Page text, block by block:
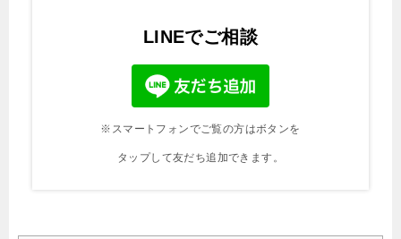
LINEでご相談
※スマートフォンでご覧の方はボタンを
タップして友だち追加できます。